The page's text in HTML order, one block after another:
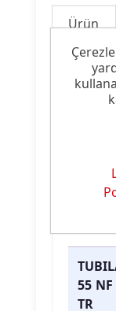
Ürün
Tipi:
Ürün
55 NF
TR